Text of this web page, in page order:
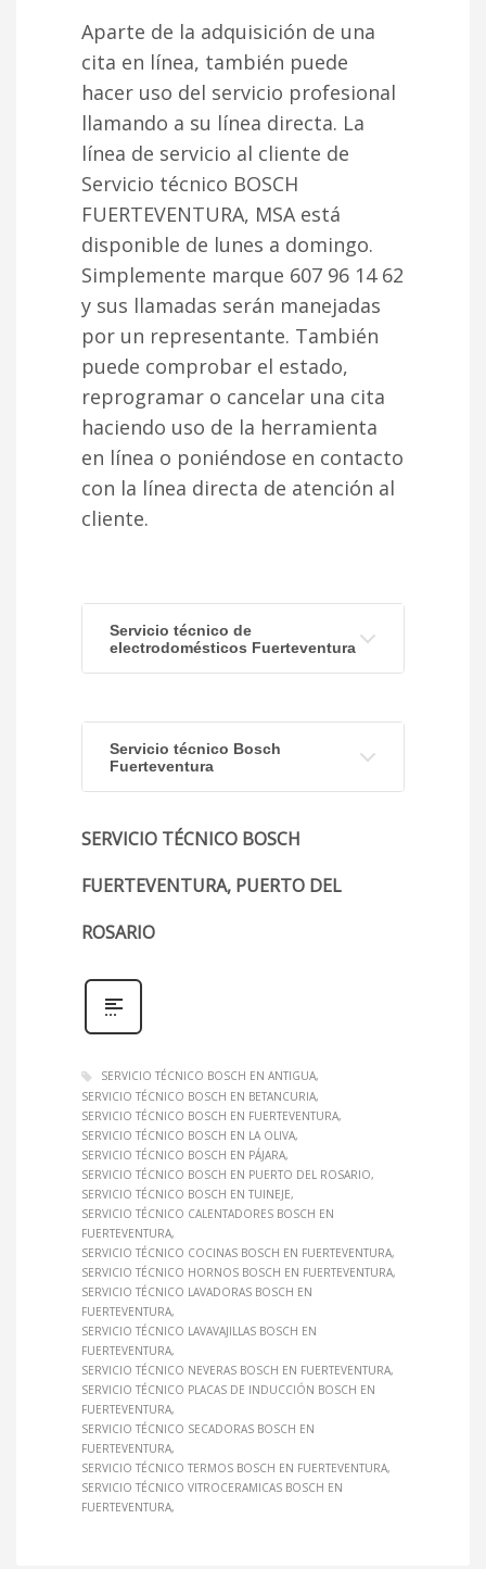
Aparte de la adquisición de una
cita en línea, también puede
hacer uso del servicio profesional
llamando a su línea directa. La
línea de servicio al cliente de
Servicio técnico BOSCH
FUERTEVENTURA, MSA está
disponible de lunes a domingo.
Simplemente marque 607 96 14 62
y sus llamadas serán manejadas
por un representante. También
puede comprobar el estado,
reprogramar o cancelar una cita
haciendo uso de la herramienta
en línea o poniéndose en contacto
con la línea directa de atención al
cliente.
Servicio técnico de
electrodomésticos Fuerteventura
Servicio técnico Bosch
Fuerteventura
SERVICIO TÉCNICO BOSCH
FUERTEVENTURA, PUERTO DEL
ROSARIO
SERVICIO TÉCNICO BOSCH EN ANTIGUA
SERVICIO TÉCNICO BOSCH EN BETANCURIA
SERVICIO TÉCNICO BOSCH EN FUERTEVENTURA
SERVICIO TÉCNICO BOSCH EN LA OLIVA
SERVICIO TÉCNICO BOSCH EN PÁJARA
SERVICIO TÉCNICO BOSCH EN PUERTO DEL ROSARIO
SERVICIO TÉCNICO BOSCH EN TUINEJE
SERVICIO TÉCNICO CALENTADORES BOSCH EN
FUERTEVENTURA
SERVICIO TÉCNICO COCINAS BOSCH EN FUERTEVENTURA
SERVICIO TÉCNICO HORNOS BOSCH EN FUERTEVENTURA
SERVICIO TÉCNICO LAVADORAS BOSCH EN
FUERTEVENTURA
SERVICIO TÉCNICO LAVAVAJILLAS BOSCH EN
FUERTEVENTURA
SERVICIO TÉCNICO NEVERAS BOSCH EN FUERTEVENTURA
SERVICIO TÉCNICO PLACAS DE INDUCCIÓN BOSCH EN
FUERTEVENTURA
SERVICIO TÉCNICO SECADORAS BOSCH EN
FUERTEVENTURA
SERVICIO TÉCNICO TERMOS BOSCH EN FUERTEVENTURA
SERVICIO TÉCNICO VITROCERAMICAS BOSCH EN
FUERTEVENTURA